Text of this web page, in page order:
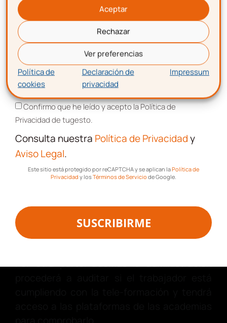
Aceptar
Rechazar
Ver preferencias
Política de
cookies
Declaración de
privacidad
Impressum
formalización del contrato para la formación
y el aprendizaje.
Se obliga a los centros que
imparten la formación a
obtener nuevas
acreditaciones para poder
impartir la modalidad de
tele-formación
Y existen muy pocos centros acreditados y
para muy pocas ocupaciones para la
tener tele-formación son, hostelería,
actividades de gestión administrativa,
comercio y marketing.
Por otra parte, además la administración
Correo electrónico
Aceptación de términos y condiciones
Confirmo que he leído y acepto la Política de
Privacidad de tugesto.
Consulta nuestra Política de Privacidady
Aviso Legal.
Este sitio está protegido por reCAPTCHA y se aplican laPolítica de
Privacidad y losTérminos de Servicio de Google.
SUSCRIBIRME